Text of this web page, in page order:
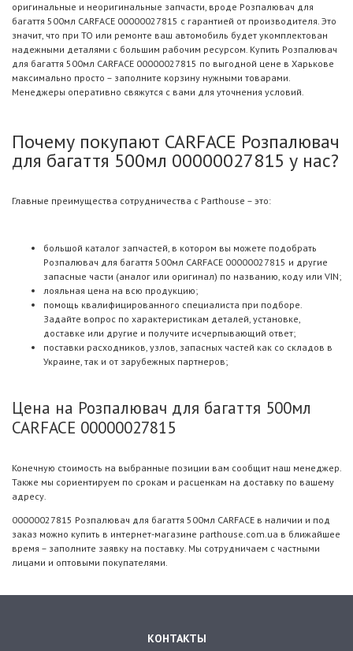
оригинальные и неоригинальные запчасти, вроде Розпалювач для
багаття 500мл CARFACE 00000027815 с гарантией от производителя. Это
значит, что при ТО или ремонте ваш автомобиль будет укомплектован
надежными деталями с большим рабочим ресурсом. Купить Розпалювач
для багаття 500мл CARFACE 00000027815 по выгодной цене в Харькове
максимально просто – заполните корзину нужными товарами.
Менеджеры оперативно свяжутся с вами для уточнения условий.
Почему покупают CARFACE Розпалювач
для багаття 500мл 00000027815 у нас?
Главные преимущества сотрудничества с Parthouse – это:
большой каталог запчастей, в котором вы можете подобрать
Розпалювач для багаття 500мл CARFACE 00000027815 и другие
запасные части (аналог или оригинал) по названию, коду или VIN;
лояльная цена на всю продукцию;
помощь квалифицированного специалиста при подборе.
Задайте вопрос по характеристикам деталей, установке,
доставке или другие и получите исчерпывающий ответ;
поставки расходников, узлов, запасных частей как со складов в
Украине, так и от зарубежных партнеров;
Цена на Розпалювач для багаття 500мл
CARFACE 00000027815
Конечную стоимость на выбранные позиции вам сообщит наш менеджер.
Также мы сориентируем по срокам и расценкам на доставку по вашему
адресу.
00000027815 Розпалювач для багаття 500мл CARFACE в наличии и под
заказ можно купить в интернет-магазине parthouse.com.ua в ближайшее
время – заполните заявку на поставку. Мы сотрудничаем с частными
лицами и оптовыми покупателями.
КОНТАКТЫ